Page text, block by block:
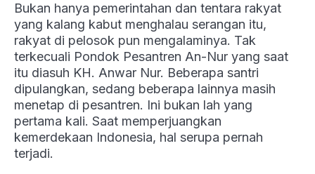
Bukan hanya pemerintahan dan tentara rakyat
yang kalang kabut menghalau serangan itu,
rakyat di pelosok pun mengalaminya. Tak
terkecuali Pondok Pesantren An-Nur yang saat
itu diasuh KH. Anwar Nur. Beberapa santri
dipulangkan, sedang beberapa lainnya masih
menetap di pesantren. Ini bukan lah yang
pertama kali. Saat memperjuangkan
kemerdekaan Indonesia, hal serupa pernah
terjadi.